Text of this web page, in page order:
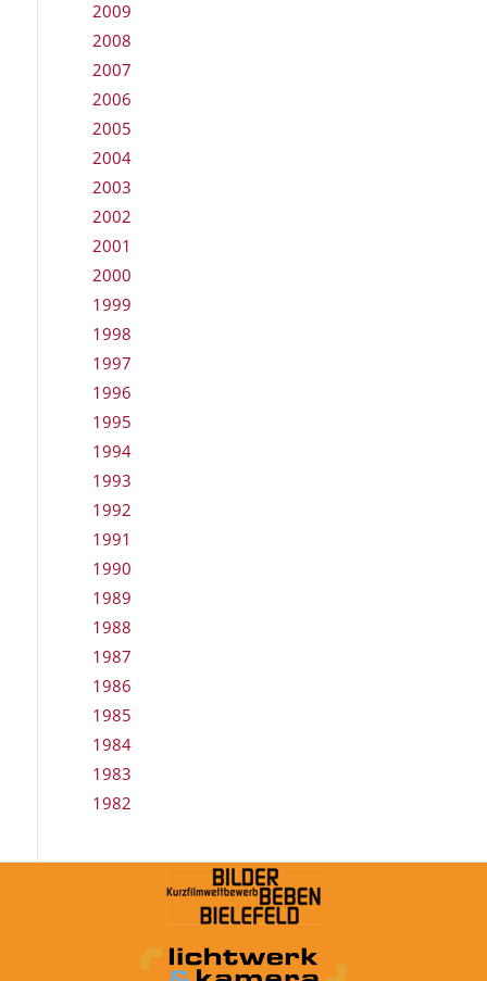
2009
2008
2007
2006
2005
2004
2003
2002
2001
2000
1999
1998
1997
1996
1995
1994
1993
1992
1991
1990
1989
1988
1987
1986
1985
1984
1983
1982